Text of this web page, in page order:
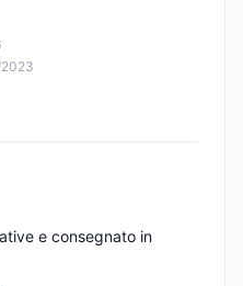
e consegnato in